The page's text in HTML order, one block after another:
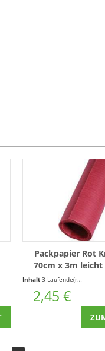
Packpapier Rot
70cm x 3m leicht
Inhalt 3 Laufende(r) Meter
2,45 €